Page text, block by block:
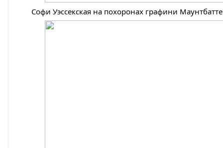
Софи Уэссекская на похоронах графини